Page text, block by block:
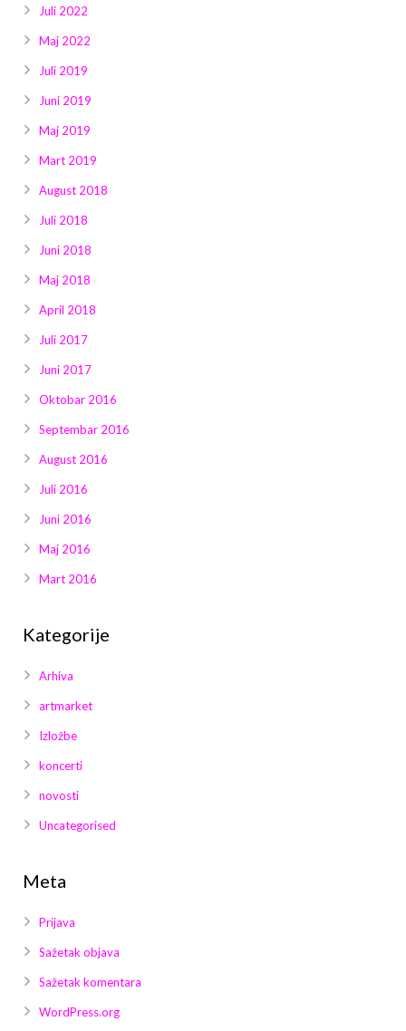
Juli 2022
Maj 2022
Juli 2019
Juni 2019
Maj 2019
Mart 2019
August 2018
Juli 2018
Juni 2018
Maj 2018
April 2018
Juli 2017
Juni 2017
Oktobar 2016
Septembar 2016
August 2016
Juli 2016
Juni 2016
Maj 2016
Mart 2016
Kategorije
Arhiva
artmarket
Izložbe
koncerti
novosti
Uncategorised
Meta
Prijava
Sažetak objava
Sažetak komentara
WordPress.org